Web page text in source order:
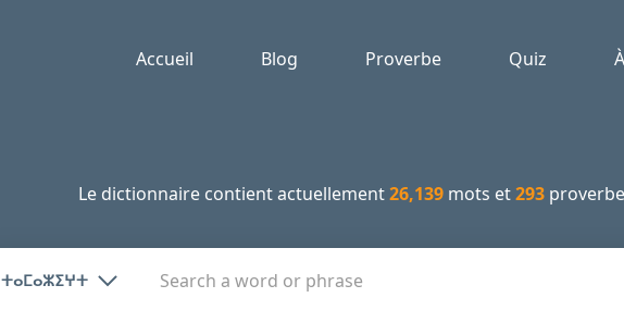
Accueil Blog Proverbe Quiz
Le dictionnaire contient actuellement26,139mots et293
ⵜⴰⵎⴰⵣⵉⵖⵜ